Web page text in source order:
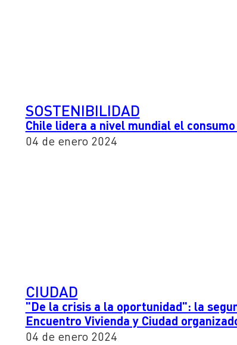
SOSTENIBILIDAD
Chile lidera a nivel mundial el
04 de enero 2024
CIUDAD
"De la crisis a la oportunidad": la
Encuentro Vivienda y Ciudad
04 de enero 2024